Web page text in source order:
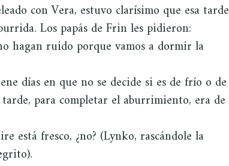
con Vera, estuvo clarísimo que esa tarde
Los papás de Frin les pidieron:
hagan ruido porque vamos a dormir la
días en que no se decide si es de frío o de
para completar el aburrimiento, era de
está fresco, ¿no? (Lynko, rascándole la